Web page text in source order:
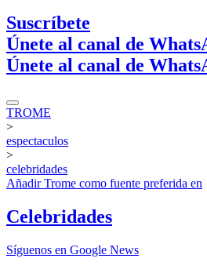
Suscríbete
Únete al canal de
Únete al canal de
TROME
>
espectaculos
>
celebridades
AñadirTrome como fuente preferida en
Celebridades
Síguenos en Google News